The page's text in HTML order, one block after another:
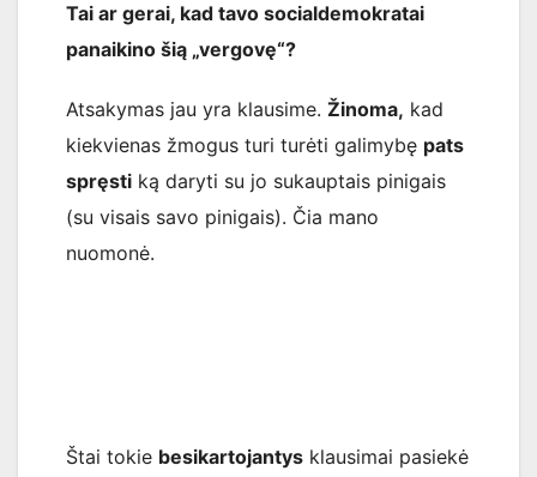
Tai ar gerai, kad tavo socialdemokratai
panaikino šią „vergovę“?
Atsakymas jau yra klausime. Žinoma, kad
kiekvienas žmogus turi turėti galimybę pats
spręsti ką daryti su jo sukauptais pinigais
(su visais savo pinigais). Čia mano
nuomonė.
Štai tokie besikartojantys klausimai pasiekė